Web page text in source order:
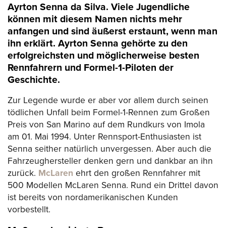
Ayrton Senna da Silva. Viele Jugendliche
können mit diesem Namen nichts mehr
anfangen und sind äußerst erstaunt, wenn man
ihn erklärt. Ayrton Senna gehörte zu den
erfolgreichsten und möglicherweise besten
Rennfahrern und Formel-1-Piloten der
Geschichte.
Zur Legende wurde er aber vor allem durch seinen
tödlichen Unfall beim Formel-1-Rennen zum Großen
Preis von San Marino auf dem Rundkurs von Imola
am 01. Mai 1994. Unter Rennsport-Enthusiasten ist
Senna seither natürlich unvergessen. Aber auch die
Fahrzeughersteller denken gern und dankbar an ihn
zurück. McLaren ehrt den großen Rennfahrer mit
500 Modellen McLaren Senna. Rund ein Drittel davon
ist bereits von nordamerikanischen Kunden
vorbestellt.